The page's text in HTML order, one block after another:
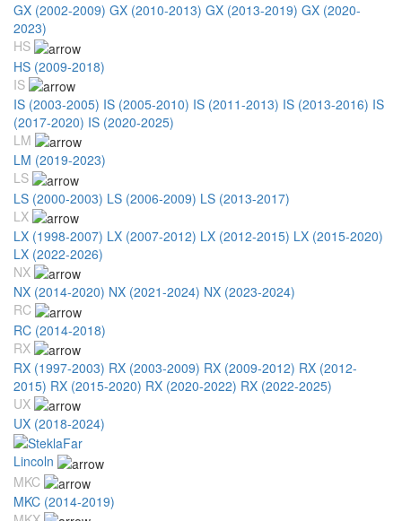
GX (2002-2009) GX (2010-2013) GX (2013-2019) GX (2020-
2023)
HS
HS (2009-2018)
IS
IS (2003-2005) IS (2005-2010) IS (2011-2013) IS (2013-2016) IS
(2017-2020) IS (2020-2025)
LM
LM (2019-2023)
LS
LS (2000-2003) LS (2006-2009) LS (2013-2017)
LX
LX (1998-2007) LX (2007-2012) LX (2012-2015) LX (2015-2020)
LX (2022-2026)
NX
NX (2014-2020) NX (2021-2024) NX (2023-2024)
RC
RC (2014-2018)
RX
RX (1997-2003) RX (2003-2009) RX (2009-2012) RX (2012-
2015) RX (2015-2020) RX (2020-2022) RX (2022-2025)
UX
UX (2018-2024)
Lincoln
MKC
MKC (2014-2019)